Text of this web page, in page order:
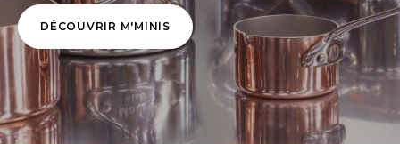
DÉCOUVRIR M'MINIS